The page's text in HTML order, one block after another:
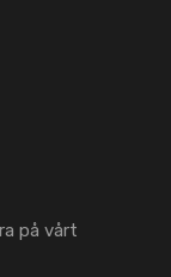
på vårt